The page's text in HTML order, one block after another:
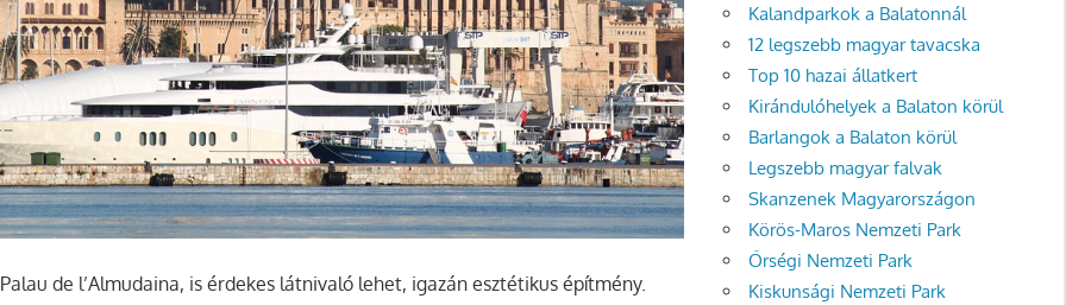
de l’Almudaina, is érdekes látnivaló lehet, igazán esztétikus építmény.
Kalandparkok a Balatonnál
12 legszebb magyar tavacska
Top 10 hazai állatkert
Kirándulóhelyek a Balaton körül
Barlangok a Balaton körül
Legszebb magyar falvak
Skanzenek Magyarországon
Körös-Maros Nemzeti Park
Őrségi Nemzeti Park
Kiskunsági Nemzeti Park